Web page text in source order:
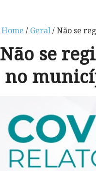
Home / Geral/ Não se
Não se
no